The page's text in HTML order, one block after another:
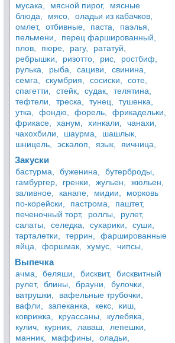
мусака,
мясной пирог,
мясные
блюда,
мясо,
оладьи из кабачков,
омлет,
отбивные, паста,
паэлья,
пельмени,
перец фаршированный,
плов,
пюре, рагу,
рататуй,
ребрышки,
ризотто, рис,
ростбиф,
рулька,
рыба, сациви,
свинина,
семга,
скумбрия, сосиски,
соте,
спагетти,
стейк, судак,
телятина,
тефтели,
треска, тунец,
тушенка,
утка,
фондю, форель,
фрикадельки,
фрикасе,
ханум, хинкали,
чанахи,
чахохбили,
шаурма,
шашлык,
шницель,
эскалоп, язык, яичница,
Закуски
бастурма, буженина,
бутерброды,
гамбургер,
гренки, жульен,
жюльен,
заливное,
канапе, мидии,
морковь
по-корейски,
пастрома,
паштет,
печеночный торт,
роллы,
рулет,
салаты,
селедка, сухарики,
суши,
тарталетки,
террин,
фаршированные
яйца,
форшмак, хумус, чипсы,
Выпечка
ачма, беляши, бисквит,
бисквитный
рулет,
блины, брауни,
булочки,
ватрушки,
вафельные трубочки,
вафли,
запеканка, кекс,
киш,
коврижка,
круассаны,
кулебяка,
кулич,
курник, лаваш,
лепешки,
манник,
маффины,
оладьи,